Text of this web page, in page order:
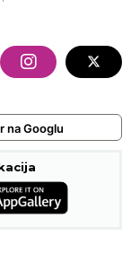
na Googlu